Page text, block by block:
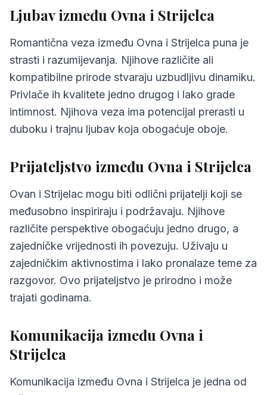
4.
Izazovi u odnosu Ovna i Strijelca
5. Savjeti za Ovna i Strijelca
6. Najčešća pitanja o kompatibilnosti
Ljubav između Ovna i Strijelca
Romantična veza između Ovna i Strijelca puna je
strasti i razumijevanja. Njihove različite ali
kompatibilne prirode stvaraju uzbudljivu dinamiku.
Privlače ih kvalitete jedno drugog i lako grade
intimnost. Njihova veza ima potencijal prerasti u
duboku i trajnu ljubav koja obogaćuje oboje.
Prijateljstvo između Ovna i Strijelca
Ovan i Strijelac mogu biti odlični prijatelji koji se
međusobno inspiriraju i podržavaju. Njihove
različite perspektive obogaćuju jedno drugo, a
zajedničke vrijednosti ih povezuju. Uživaju u
zajedničkim aktivnostima i lako pronalaze teme za
razgovor. Ovo prijateljstvo je prirodno i može
trajati godinama.
Komunikacija između Ovna i
Strijelca
Komunikacija između Ovna i Strijelca je jedna od